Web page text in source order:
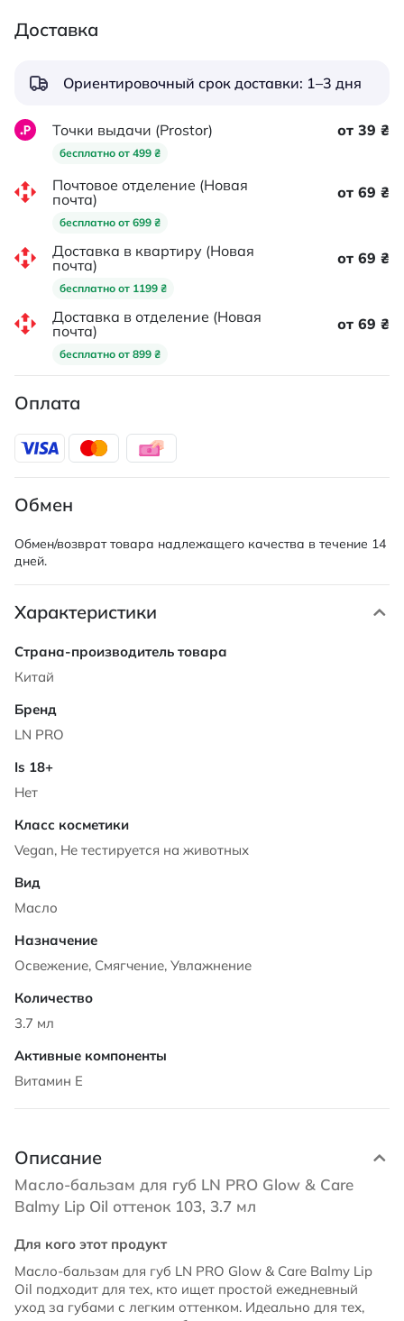
Доставка
Ориентировочный срок доставки: 1–3 дня
Точки выдачи (Prostor)
бесплатно от 499 ₴
от 39 ₴
Почтовое отделение (Новая
почта)
бесплатно от 699 ₴
от 69 ₴
Доставка в квартиру (Новая
почта)
бесплатно от 1199 ₴
от 69 ₴
Доставка в отделение (Новая
почта)
бесплатно от 899 ₴
от 69 ₴
Оплата
Обмен
Обмен/возврат товара надлежащего качества в течение 14
дней.
Характеристики
Характеристики
Китай
LN PRO
Нет
Vegan, Не тестируется на животных
Масло
Освежение, Смягчение, Увлажнение
3.7 мл
Витамин Е
Описание
Масло-бальзам для губ LN PRO Glow & Care
Balmy Lip Oil оттенок 103, 3.7 мл
Для кого этот продукт
Масло-бальзам для губ LN PRO Glow & Care Balmy Lip
Oil подходит для тех, кто ищет простой ежедневный
уход за губами с легким оттенком. Идеально для тех,